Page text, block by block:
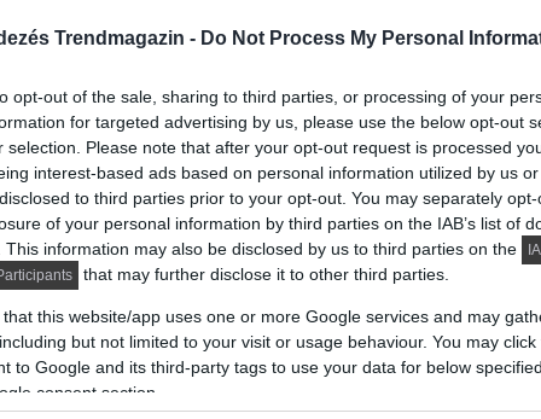
Trendmagazin - Do Not Process My Personal
opt-out of the sale, sharing to third parties, or processing of your
for targeted advertising by us, please use the below opt-out
selection. Please note that after your opt-out request is processed
interest-based ads based on personal information utilized by us
to third parties prior to your opt-out. You may separately
of your personal information by third parties on the IAB’s list of
This information may also be disclosed by us to third parties on the
that may further disclose it to other third parties.
that this website/app uses one or more Google services and may
but not limited to your visit or usage behaviour. You may
to Google and its third-party tags to use your data for below
consent section.
zónázott
táskarugós szerkezet, amelynél minden rugó
a matrac pontosan követi a tested formáját,
táskarugós matrac segíthet abban, hogy
ébredj fel feszültségérzetre.
alszanak, vagy gyakran változtatják a pozíciójukat
esetén is kevésbé zavarjátok egymást.